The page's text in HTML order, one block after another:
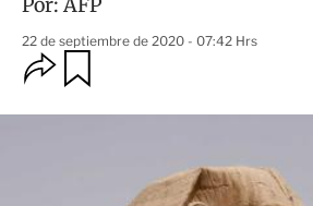
22 de septiembre de 2020 - 07:42 Hrs
O
p
i
r